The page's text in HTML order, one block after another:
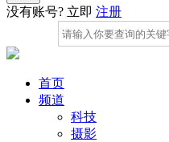
没有账号? 立即 注册
首页
频道
科技
摄影